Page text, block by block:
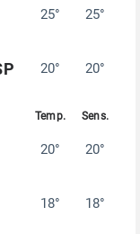
25° 25°
20° 20°
20° 20°
18° 18°